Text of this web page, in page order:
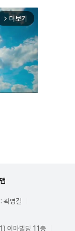
arrow_forward_ios 더보기
곽영길
이마빌딩 11층